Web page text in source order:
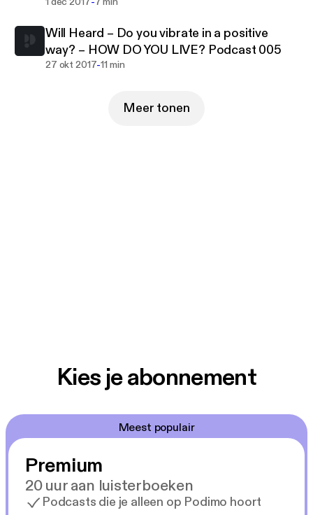
Podcast 006
Will Heard – Do you vibrate in a positive
way? – HOW DO YOU LIVE? Podcast 005
27 okt 2017-11 min
Meer tonen
Kies je abonnement
Meest populair
Premium
20 uur aan luisterboeken
Podcasts die je alleen op Podimo hoort